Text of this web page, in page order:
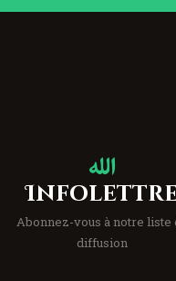
Abonnez-vous à notre liste
diffusion